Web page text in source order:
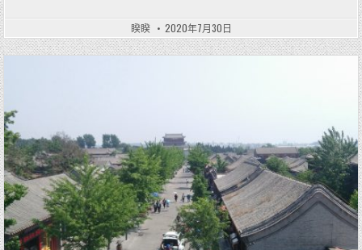
睽睽 2020年7月30日
t
e
d
i
n